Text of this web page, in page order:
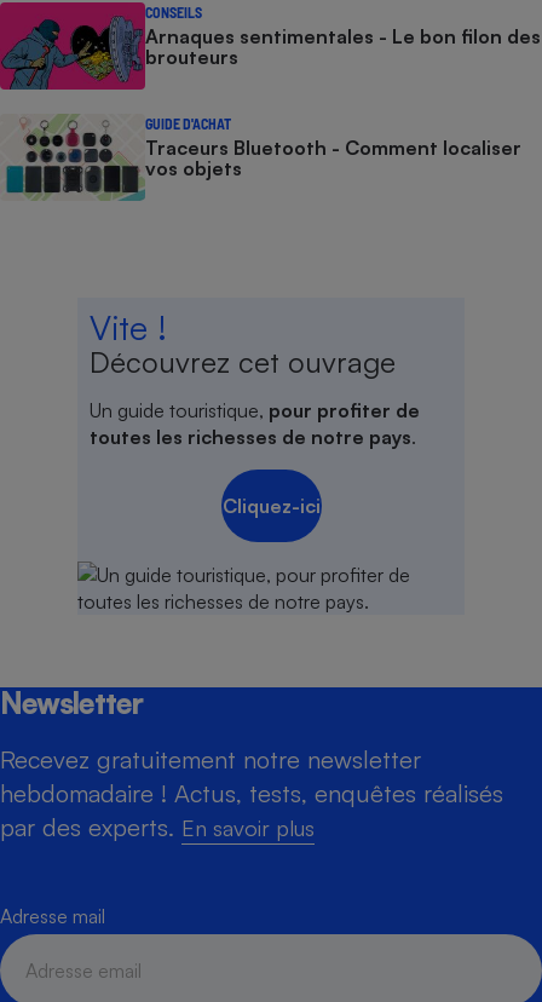
CONSEILS
Arnaques sentimentales - Le bon filon des
brouteurs
GUIDE D'ACHAT
Traceurs Bluetooth - Comment localiser
vos objets
Vite !
Découvrez cet ouvrage
Un guide touristique, pour profiter de
toutes les richesses de notre pays.
Cliquez-ici
Newsletter
Recevez gratuitement notre newsletter
hebdomadaire ! Actus, tests, enquêtes réalisés
par des experts. En savoir plus
Adresse mail